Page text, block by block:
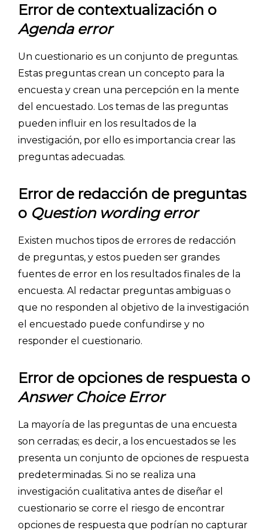
INICIO
CÓMO FUNCIONA
PLANTILLAS
PRECIOS
BLOG
Error de contextualización o
Agenda error
Un cuestionario es un conjunto de preguntas.
Estas preguntas crean un concepto para la
encuesta y crean una percepción en la mente
del encuestado. Los temas de las preguntas
pueden influir en los resultados de la
investigación, por ello es importancia crear las
preguntas adecuadas.
Error de redacción de preguntas
o Question wording error
Existen muchos tipos de errores de redacción
de preguntas, y estos pueden ser grandes
fuentes de error en los resultados finales de la
encuesta. Al redactar preguntas ambiguas o
que no responden al objetivo de la investigación
el encuestado puede confundirse y no
responder el cuestionario.
Error de opciones de respuesta o
Answer Choice Error
La mayoría de las preguntas de una encuesta
son cerradas; es decir, a los encuestados se les
presenta un conjunto de opciones de respuesta
predeterminadas. Si no se realiza una
investigación cualitativa antes de diseñar el
cuestionario se corre el riesgo de encontrar
opciones de respuesta que podrían no capturar